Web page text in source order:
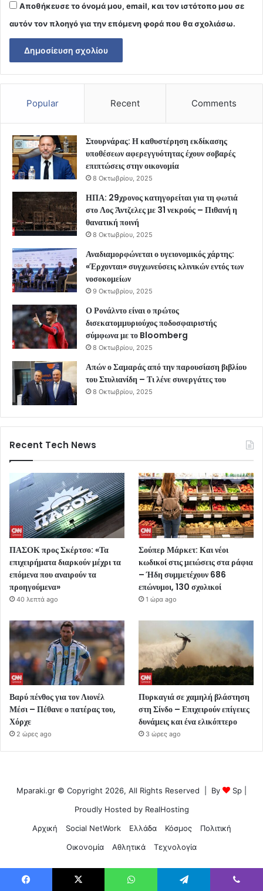
Αποθήκευσε το όνομά μου, email, και τον ιστότοπο μου σε
αυτόν τον πλοηγό για την επόμενη φορά που θα σχολιάσω.
Popular Recent Comments
Στουρνάρας: Η καθυστέρηση εκδίκασης
υποθέσεων αφερεγγυότητας έχουν σοβαρές
επιπτώσεις στην οικονομία
8 Οκτωβρίου, 2025
ΗΠΑ: 29χρονος κατηγορείται για τη φωτιά
στο Λος Άντζελες με 31 νεκρούς – Πιθανή η
θανατική ποινή
8 Οκτωβρίου, 2025
Αναδιαμορφώνεται ο υγειονομικός χάρτης:
«Έρχονται» συγχωνεύσεις κλινικών εντός των
νοσοκομείων
9 Οκτωβρίου, 2025
Ο Ρονάλντο είναι ο πρώτος
δισεκατομμυριούχος ποδοσφαιριστής
σύμφωνα με το Bloomberg
8 Οκτωβρίου, 2025
Απών ο Σαμαράς από την παρουσίαση βιβλίου
του Στυλιανίδη – Τι λένε συνεργάτες του
8 Οκτωβρίου, 2025
Recent Tech News
ΠΑΣΟΚ προς Σκέρτσο: «Τα
επιχειρήματα διαρκούν μέχρι τα
επόμενα που αναιρούν τα
προηγούμενα»
40 λεπτά ago
Σούπερ Μάρκετ: Και νέοι
κωδικοί στις μειώσεις στα ράφια
– Ήδη συμμετέχουν 686
επώνυμοι, 130 σχολικοί
1 ώρα ago
Βαρύ πένθος για τον Λιονέλ
Μέσι – Πέθανε ο πατέρας του,
Χόρχε
2 ώρες ago
Πυρκαγιά σε χαμηλή βλάστηση
στη Σίνδο – Επιχειρούν επίγειες
δυνάμεις και ένα ελικόπτερο
3 ώρες ago
Mparaki.gr © Copyright 2026, All Rights Reserved | By Sp
Proudly Hosted by RealHosting
Αρχική
Social NetWork Ελλάδα Κόσμος
Πολιτική
Οικονομία
Αθλητικά Τεχνολογία